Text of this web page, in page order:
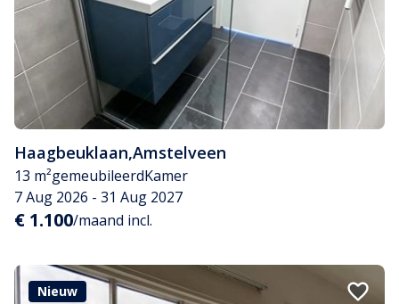
Haagbeuklaan,Amstelveen
13 m²gemeubileerdKamer
7 Aug 2026 - 31 Aug 2027
€ 1.100/maand incl.
Nieuw